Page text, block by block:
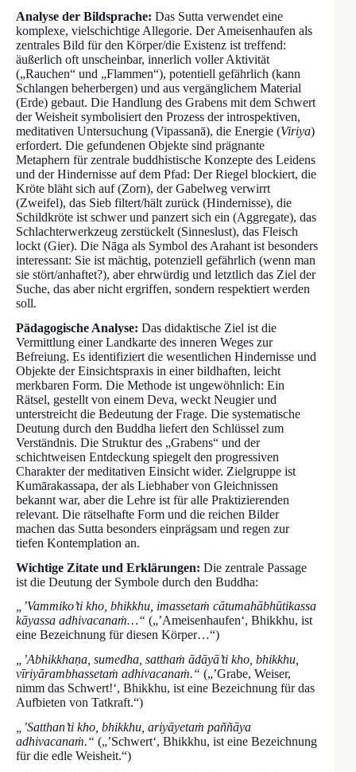
Analyse der Bildsprache: Das Sutta verwendet eine
komplexe, vielschichtige Allegorie. Der Ameisenhaufen als
zentrales Bild für den Körper/die Existenz ist treffend:
äußerlich oft unscheinbar, innerlich voller Aktivität
(„Rauchen“ und „Flammen“), potentiell gefährlich (kann
Schlangen beherbergen) und aus vergänglichem Material
(Erde) gebaut. Die Handlung des Grabens mit dem Schwert
der Weisheit symbolisiert den Prozess der introspektiven,
meditativen Untersuchung (Vipassanā), die Energie (Viriya)
erfordert. Die gefundenen Objekte sind prägnante
Metaphern für zentrale buddhistische Konzepte des Leidens
und der Hindernisse auf dem Pfad: Der Riegel blockiert, die
Kröte bläht sich auf (Zorn), der Gabelweg verwirrt
(Zweifel), das Sieb filtert/hält zurück (Hindernisse), die
Schildkröte ist schwer und panzert sich ein (Aggregate), das
Schlachterwerkzeug zerstückelt (Sinneslust), das Fleisch
lockt (Gier). Die Nāga als Symbol des Arahant ist besonders
interessant: Sie ist mächtig, potenziell gefährlich (wenn man
sie stört/anhaftet?), aber ehrwürdig und letztlich das Ziel der
Suche, das aber nicht ergriffen, sondern respektiert werden
soll.
Pädagogische Analyse: Das didaktische Ziel ist die
Vermittlung einer Landkarte des inneren Weges zur
Befreiung. Es identifiziert die wesentlichen Hindernisse und
Objekte der Einsichtspraxis in einer bildhaften, leicht
merkbaren Form. Die Methode ist ungewöhnlich: Ein
Rätsel, gestellt von einem Deva, weckt Neugier und
unterstreicht die Bedeutung der Frage. Die systematische
Deutung durch den Buddha liefert den Schlüssel zum
Verständnis. Die Struktur des „Grabens“ und der
schichtweisen Entdeckung spiegelt den progressiven
Charakter der meditativen Einsicht wider. Zielgruppe ist
Kumārakassapa, der als Liebhaber von Gleichnissen
bekannt war, aber die Lehre ist für alle Praktizierenden
relevant. Die rätselhafte Form und die reichen Bilder
machen das Sutta besonders einprägsam und regen zur
tiefen Kontemplation an.
Wichtige Zitate und Erklärungen: Die zentrale Passage
ist die Deutung der Symbole durch den Buddha:
„’Vammiko’ti kho, bhikkhu, imassetaṁ cātumahābhūtikassa
kāyassa adhivacanaṁ…“ („’Ameisenhaufen‘, Bhikkhu, ist
eine Bezeichnung für diesen Körper…“)
„’Abhikkhaṇa, sumedha, satthaṁ ādāyā’ti kho, bhikkhu,
vīriyārambhassetaṁ adhivacanaṁ.“ („’Grabe, Weiser,
nimm das Schwert!‘, Bhikkhu, ist eine Bezeichnung für das
Aufbieten von Tatkraft.“)
„’Satthan’ti kho, bhikkhu, ariyāyetaṁ paññāya
adhivacanaṁ.“ („’Schwert‘, Bhikkhu, ist eine Bezeichnung
für die edle Weisheit.“)